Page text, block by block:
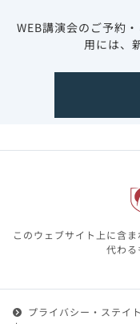
WEB講演会のご予約
用には、
このウェブサイト上に含
代わる
プライバシー・ステイ